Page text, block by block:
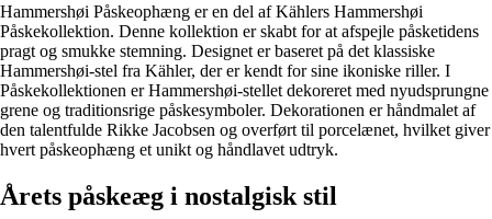
Hammershøi Påskeophæng er en del af Kählers Hammershøi
Påskekollektion. Denne kollektion er skabt for at afspejle påsketidens
pragt og smukke stemning. Designet er baseret på det klassiske
Hammershøi-stel fra Kähler, der er kendt for sine ikoniske riller. I
Påskekollektionen er Hammershøi-stellet dekoreret med nyudsprungne
grene og traditionsrige påskesymboler. Dekorationen er håndmalet af
den talentfulde Rikke Jacobsen og overført til porcelænet, hvilket giver
hvert påskeophæng et unikt og håndlavet udtryk.
Årets påskeæg i nostalgisk stil